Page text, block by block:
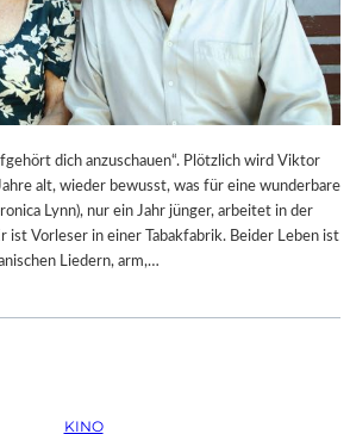
dich anzuschauen“. Plötzlich wird Viktor
alt, wieder bewusst, was für eine wunderbare
Lynn), nur ein Jahr jünger, arbeitet in der
ist Vorleser in einer Tabakfabrik. Beider Leben ist
Liedern, arm,…
KINO